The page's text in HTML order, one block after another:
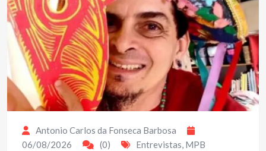
Antonio Carlos da Fonseca Barbosa
06/08/2026
(0) Entrevistas, MPB